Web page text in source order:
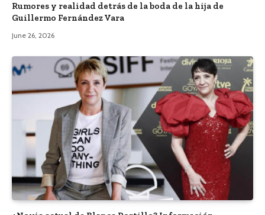
Rumores y realidad detrás de la boda de la hija de
Guillermo Fernández Vara
June 26, 2026